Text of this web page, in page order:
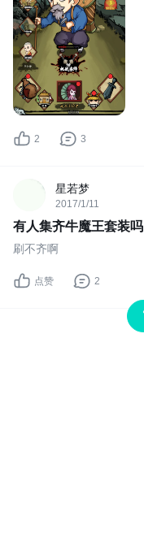
2 3
星若梦
2017/1/11
有人集齐牛魔王套装吗
刷不齐啊
点赞 2